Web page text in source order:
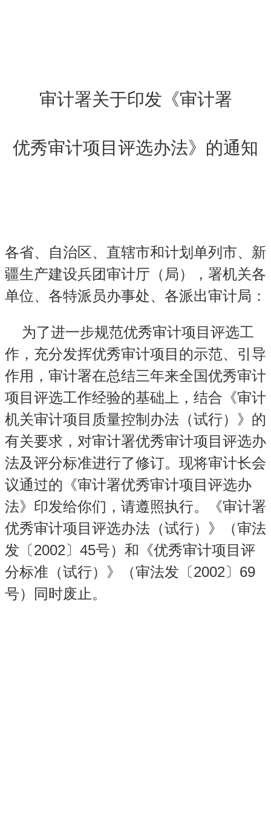
审计署关于印发《审计署
优秀审计项目评选办法》的通知
各省、自治区、直辖市和计划单列市、新
疆生产建设兵团审计厅（局），署机关各
单位、各特派员办事处、各派出审计局：
为了进一步规范优秀审计项目评选工
作，充分发挥优秀审计项目的示范、引导
作用，审计署在总结三年来全国优秀审计
项目评选工作经验的基础上，结合《审计
机关审计项目质量控制办法（试行）》的
有关要求，对审计署优秀审计项目评选办
法及评分标准进行了修订。现将审计长会
议通过的《审计署优秀审计项目评选办
法》印发给你们，请遵照执行。《审计署
优秀审计项目评选办法（试行）》（审法
发〔2002〕 45号）和《优秀审计项目评
分标准（试行）》（审法发〔2002〕 69
号）同时废止。